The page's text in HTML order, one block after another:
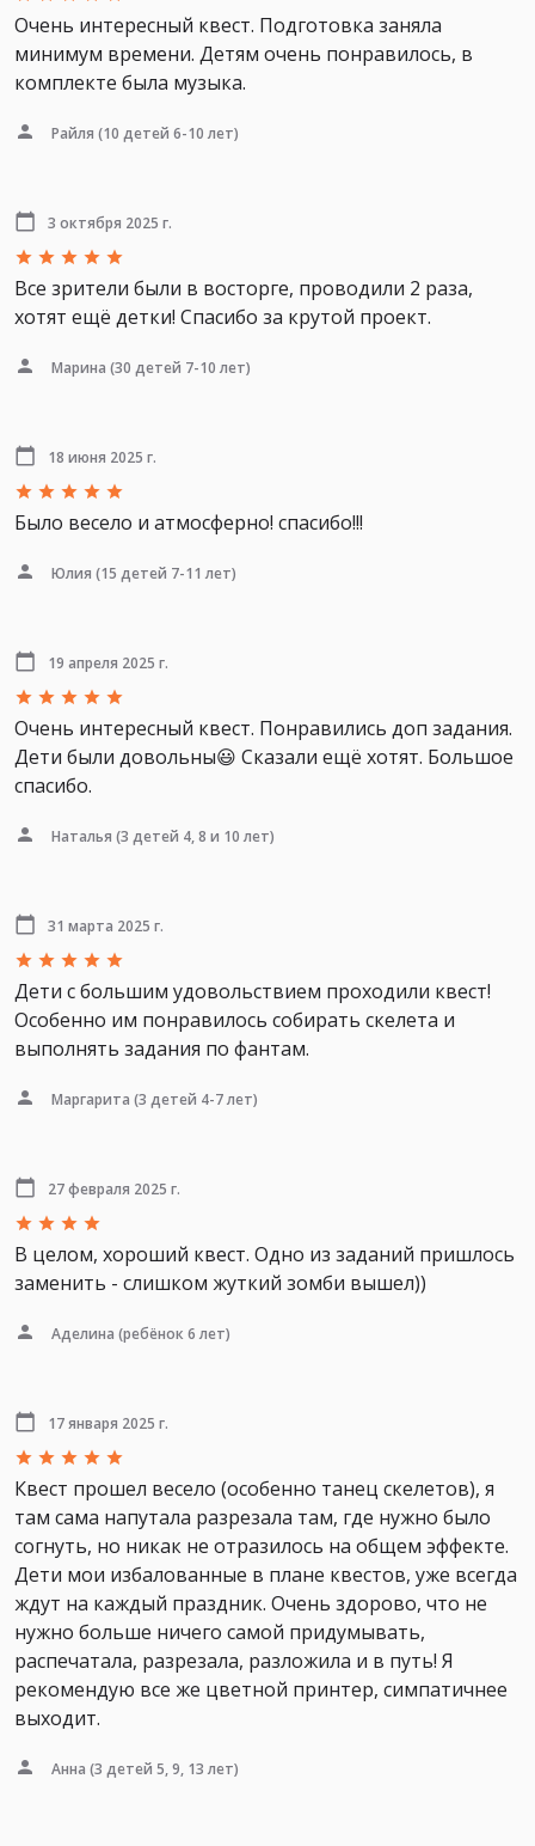
Очень интересный квест. Подготовка заняла
минимум времени. Детям очень понравилось, в
комплекте была музыка.
Райля (10 детей 6-10 лет)
3 октября 2025 г.
Все зрители были в восторге, проводили 2 раза,
хотят ещё детки! Спасибо за крутой проект.
Марина (30 детей 7-10 лет)
18 июня 2025 г.
Было весело и атмосферно! спасибо!!!
Юлия (15 детей 7-11 лет)
19 апреля 2025 г.
Очень интересный квест. Понравились доп задания.
Дети были довольны😃 Сказали ещё хотят. Большое
спасибо.
Наталья (3 детей 4, 8 и 10 лет)
31 марта 2025 г.
Дети с большим удовольствием проходили квест!
Особенно им понравилось собирать скелета и
выполнять задания по фантам.
Маргарита (3 детей 4-7 лет)
27 февраля 2025 г.
В целом, хороший квест. Одно из заданий пришлось
заменить - слишком жуткий зомби вышел))
Аделина (ребёнок 6 лет)
17 января 2025 г.
Квест прошел весело (особенно танец скелетов), я
там сама напутала разрезала там, где нужно было
согнуть, но никак не отразилось на общем эффекте.
Дети мои избалованные в плане квестов, уже всегда
ждут на каждый праздник. Очень здорово, что не
нужно больше ничего самой придумывать,
распечатала, разрезала, разложила и в путь! Я
рекомендую все же цветной принтер, симпатичнее
выходит.
Анна (3 детей 5, 9, 13 лет)